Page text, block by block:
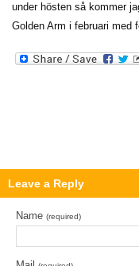
under hösten så kommer
Golden Arm i februari med
Leave a Reply
Name (required)